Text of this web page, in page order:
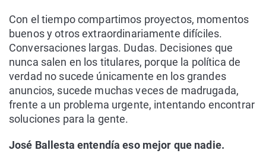
Con el tiempo compartimos proyectos, momentos
buenos y otros extraordinariamente difíciles.
Conversaciones largas. Dudas. Decisiones que
nunca salen en los titulares, porque la política de
verdad no sucede únicamente en los grandes
anuncios, sucede muchas veces de madrugada,
frente a un problema urgente, intentando encontrar
soluciones para la gente.
José Ballesta entendía eso mejor que nadie.